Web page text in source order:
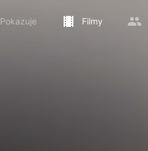
Pokazuje Filmy